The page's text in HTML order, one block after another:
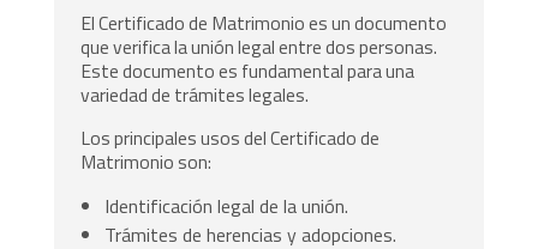
El Certificado de Matrimonio es un documento
que verifica la unión legal entre dos personas.
Este documento es fundamental para una
variedad de trámites legales.
Los principales usos del Certificado de
Matrimonio son:
Identificación legal de la unión.
Trámites de herencias y adopciones.